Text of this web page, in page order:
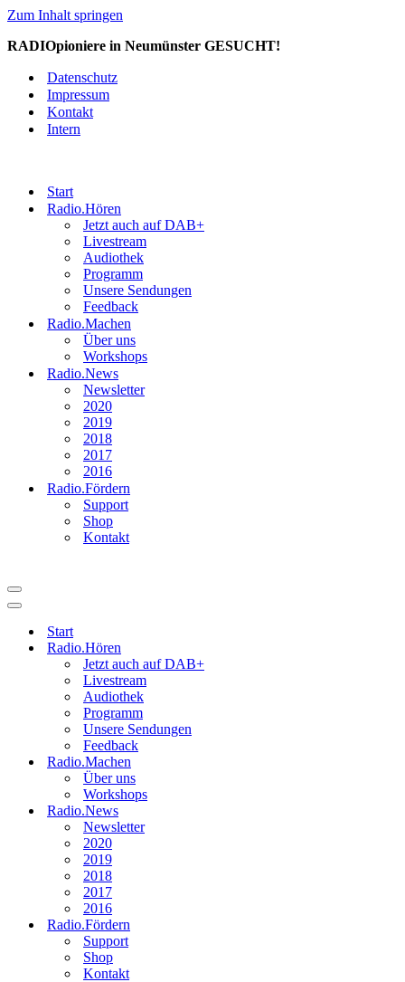
Zum Inhalt springen
RADIOpioniere in Neumünster GESUCHT!
Datenschutz
Impressum
Kontakt
Intern
Start
Radio.Hören
Jetzt auch auf DAB+
Livestream
Audiothek
Programm
Unsere Sendungen
Feedback
Radio.Machen
Über uns
Workshops
Radio.News
Newsletter
2020
2019
2018
2017
2016
Radio.Fördern
Support
Shop
Kontakt
Navigationsmenü
Navigationsmenü
Start
Radio.Hören
Jetzt auch auf DAB+
Livestream
Audiothek
Programm
Unsere Sendungen
Feedback
Radio.Machen
Über uns
Workshops
Radio.News
Newsletter
2020
2019
2018
2017
2016
Radio.Fördern
Support
Shop
Kontakt